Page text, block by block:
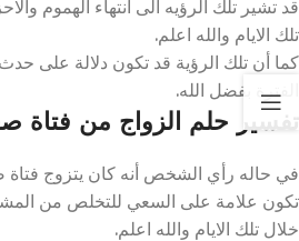
قد تشير تلك الرؤيه الى انتهاء الهموم
تلك الايام والله اعلم.
كما أن تلك الرؤية قد تكون دلالة على
الفترة بفضل الله.
تفسير حلم الزواج من فتاة
في حاله رأي الشخص أنه كان يتزوج فتاة
تكون علامة على السعي للتخلص من
خلال تلك الايام والله اعلم.